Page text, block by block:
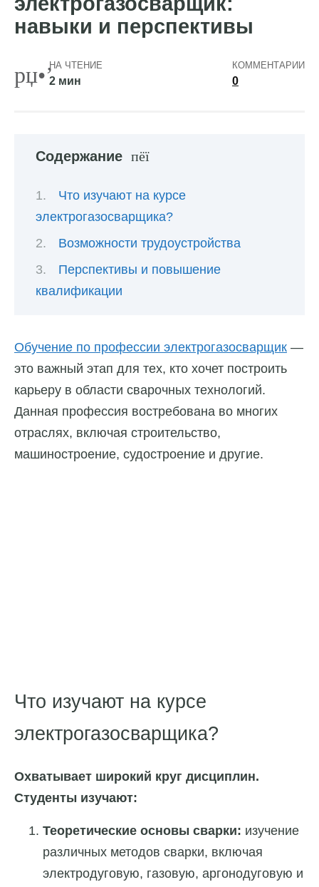
навыки и перспективы
НА ЧТЕНИЕ
2 мин
КОММЕНТАРИИ
0
Содержание
Что изучают на курсе
электрогазосварщика?
Возможности трудоустройства
Перспективы и повышение
квалификации
Обучение по профессии электрогазосварщик —
это важный этап для тех, кто хочет построить
карьеру в области сварочных технологий.
Данная профессия востребована во многих
отраслях, включая строительство,
машиностроение, судостроение и другие.
Что изучают на курсе
электрогазосварщика?
Охватывает широкий круг дисциплин.
Студенты изучают:
Теоретические основы сварки: изучение
различных методов сварки, включая
электродуговую, газовую, аргонодуговую и